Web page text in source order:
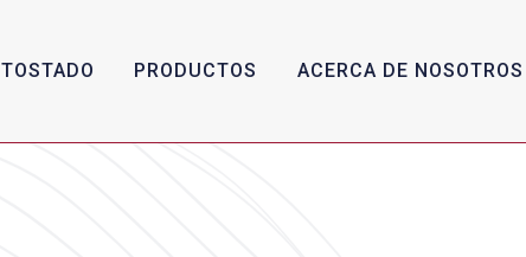
TOSTADO PRODUCTOS ACERCA DE NOSOTROS